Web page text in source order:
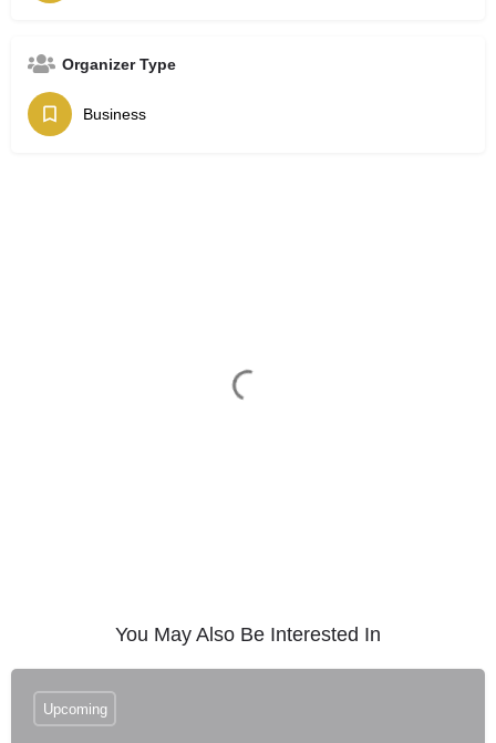
Organizer Type
Business
You May Also Be Interested In
Upcoming